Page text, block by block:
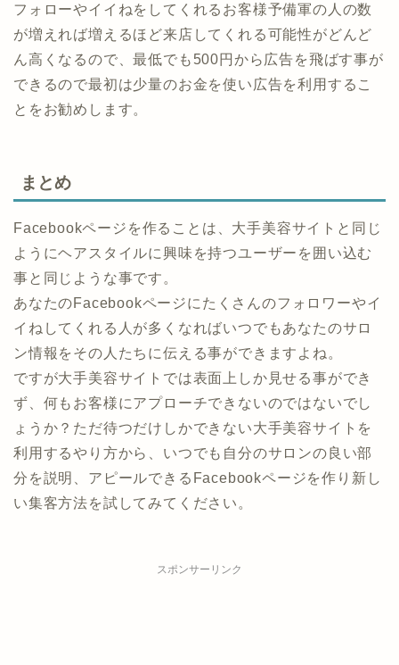
フォローやイイねをしてくれるお客様予備軍の人の数
が増えれば増えるほど来店してくれる可能性がどんど
ん高くなるので、最低でも500円から広告を飛ばす事が
できるので最初は少量のお金を使い広告を利用するこ
とをお勧めします。
まとめ
Facebookページを作ることは、大手美容サイトと同じ
ようにヘアスタイルに興味を持つユーザーを囲い込む
事と同じような事です。
あなたのFacebookページにたくさんのフォロワーやイ
イねしてくれる人が多くなればいつでもあなたのサロ
ン情報をその人たちに伝える事ができますよね。
ですが大手美容サイトでは表面上しか見せる事ができ
ず、何もお客様にアプローチできないのではないでし
ょうか？ただ待つだけしかできない大手美容サイトを
利用するやり方から、いつでも自分のサロンの良い部
分を説明、アピールできるFacebookページを作り新し
い集客方法を試してみてください。
スポンサーリンク